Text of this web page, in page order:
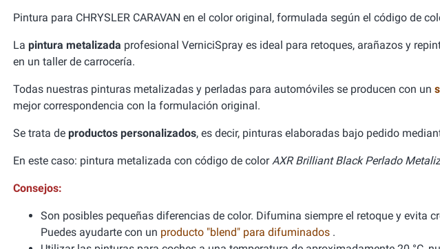
Pintura para CHRYSLER CARAVAN en el color original, formulada según el código de
La pintura metalizada profesional VerniciSpray es ideal para retoques, arañazos y
en un taller de carrocería.
Todas nuestras pinturas metalizadas y perladas para automóviles se producen con un
mejor correspondencia con la formulación original.
Se trata de productos personalizados, es decir, pinturas elaboradas bajo pedido
En este caso: pintura metalizada con código de colorAXR Brilliant Black Perlado
Consejos:
Son posibles pequeñas diferencias de color. Difumina siempre el retoque y evita
Puedes ayudarte con un producto "blend" para difuminados .